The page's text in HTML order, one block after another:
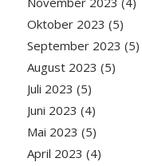
Oktober 2023 (5)
September 2023 (5)
August 2023 (5)
Juli 2023 (5)
Juni 2023 (4)
Mai 2023 (5)
April 2023 (4)